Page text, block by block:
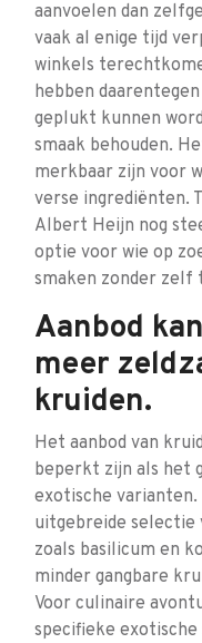
aanvoelen dan
vaak al enige tijd
winkels
hebben
geplukt kunnen
smaak behouden.
merkbaar zijn voor
verse ingrediënten.
Albert Heijn nog
optie voor wie op
smaken zonder zelf
Aanbod
meer
kruiden.
Het aanbod van
beperkt zijn als het
exotische
uitgebreide selectie
zoals basilicum en
minder gangbare
Voor culinaire
specifieke